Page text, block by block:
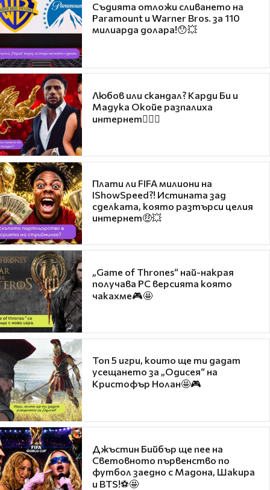
Съдията отложи сливането на
Paramount и Warner Bros. за 110
милиарда долара!😯💥
Любов или скандал? Карди Би и
Мадука Окойе разпалиха
интернет❤️‍🔥🔥
Плати ли FIFA милиони на
IShowSpeed?! Истината зад
сделката, която разтърси целия
интернет🤑💥
„Game of Thrones“ най-накрая
получава PC версията която
чакахме🎮🤩
Топ 5 игри, които ще ти дадат
усещането за „Одисея“ на
Кристофър Нолан🤩🎮
Джъстин Бийбър ще пее на
Световното първенство по
футбол заедно с Мадона, Шакира
и BTS!⚽🤩